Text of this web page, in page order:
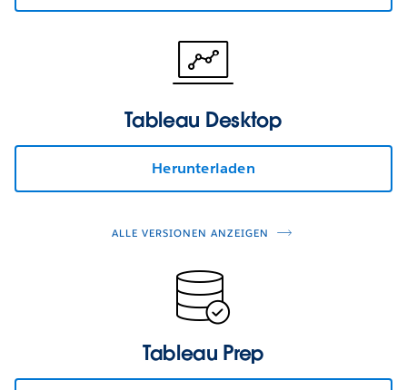
Tableau Desktop
Herunterladen
ALLE VERSIONEN ANZEIGEN
Tableau Prep